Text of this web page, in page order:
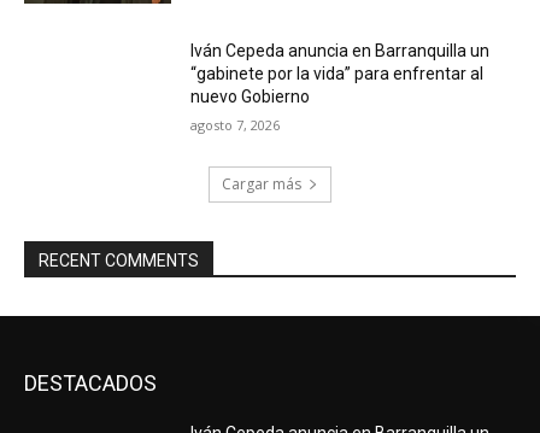
Iván Cepeda anuncia en Barranquilla un
“gabinete por la vida” para enfrentar al
nuevo Gobierno
agosto 7, 2026
Cargar más
RECENT COMMENTS
DESTACADOS